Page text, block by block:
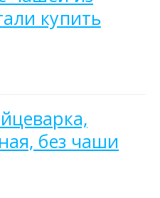
купить
без чаши